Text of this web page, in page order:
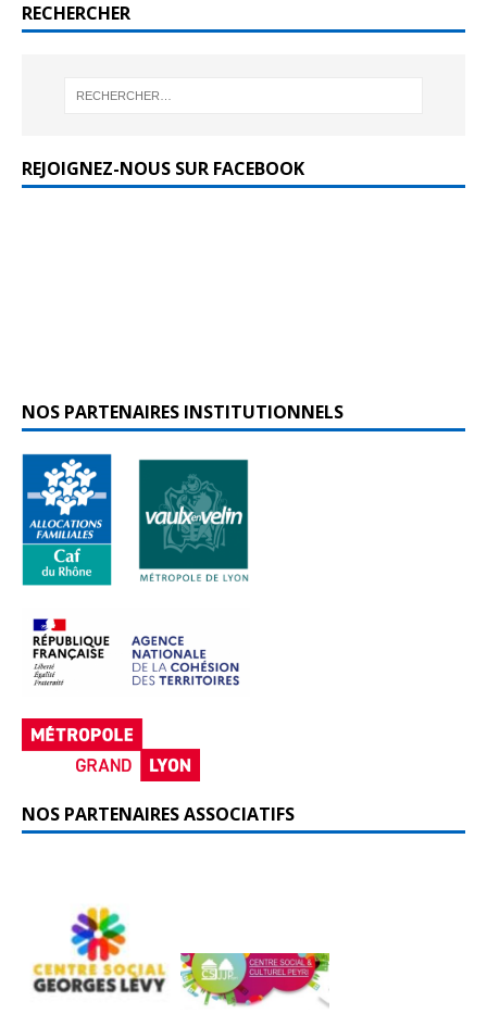
RECHERCHER
REJOIGNEZ-NOUS SUR FACEBOOK
NOS PARTENAIRES INSTITUTIONNELS
NOS PARTENAIRES ASSOCIATIFS